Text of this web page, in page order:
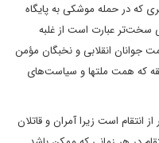
که در حمله موشکی به پایگاه
سخت‌تر عبارت است از غلبه
جوانان انقلابی و نخبگان مؤمن
که همت ملتها و سیاست‌های
انتقام است زیرا آمران و قاتلان